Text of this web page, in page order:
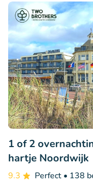
1 of 2
hartje Noordwijk
9.3 Perfect • 138